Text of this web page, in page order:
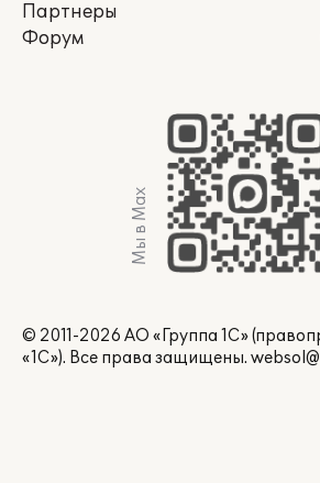
Партнеры
Форум
Мы в Max
© 2011-2026 АО «Группа 1С»
«1С»). Все права защищены.